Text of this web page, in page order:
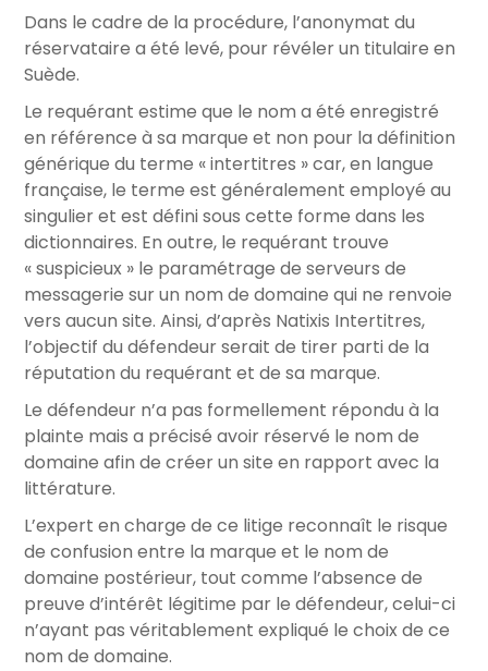
Dans le cadre de la procédure, l’anonymat du
réservataire a été levé, pour révéler un titulaire en
Suède.
Le requérant estime que le nom a été enregistré
en référence à sa marque et non pour la définition
générique du terme « intertitres » car, en langue
française, le terme est généralement employé au
singulier et est défini sous cette forme dans les
dictionnaires. En outre, le requérant trouve
« suspicieux » le paramétrage de serveurs de
messagerie sur un nom de domaine qui ne renvoie
vers aucun site. Ainsi, d’après Natixis Intertitres,
l’objectif du défendeur serait de tirer parti de la
réputation du requérant et de sa marque.
Le défendeur n’a pas formellement répondu à la
plainte mais a précisé avoir réservé le nom de
domaine afin de créer un site en rapport avec la
littérature.
L’expert en charge de ce litige reconnaît le risque
de confusion entre la marque et le nom de
domaine postérieur, tout comme l’absence de
preuve d’intérêt légitime par le défendeur, celui-ci
n’ayant pas véritablement expliqué le choix de ce
nom de domaine.